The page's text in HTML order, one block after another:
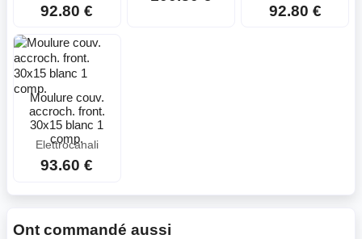
92.80 € 92.80 €
Moulure couv.
accroch. front.
30x15 blanc 1
comp.
Elettrocanali
93.60 €
Ont commandé aussi